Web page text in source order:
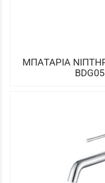
ΜΠΑΤΑΡΙΑ